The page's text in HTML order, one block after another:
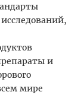
и
мире